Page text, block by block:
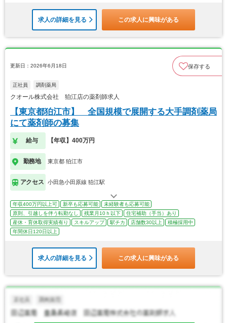
求人の詳細を見る この求人に興味がある
更新日：2026年6月18日 保存する
正社員 調剤薬局
クオール株式会社 狛江店の薬剤師求人
【東京都狛江市】 全国規模で展開する大手調剤薬局
にて薬剤師の募集
給与 【年収】400万円
勤務地 東京都 狛江市
アクセス 小田急小田原線 狛江駅
年収400万円以上可 新卒も応募可能
未経験者も応募可能
原則、引越しを伴う転勤なし
残業月10ｈ以下
住宅補助（手当）あり
産休・育休取得実績有り
スキルアップ 駅チカ 店舗数30以上
積極採用中
年間休日120日以上
求人の詳細を見る この求人に興味がある